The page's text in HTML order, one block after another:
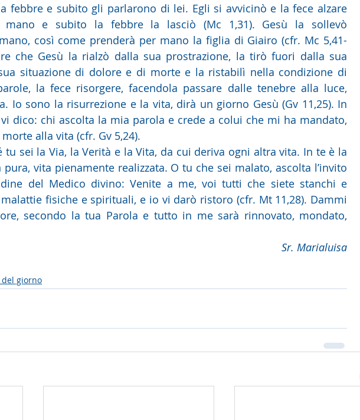
febbre e subito gli parlarono di lei. Egli si avvicinò e la fece alzare
mano e subito la febbre la lasciò (Mc 1,31). Gesù la sollevò
così come prenderà per mano la figlia di Giairo (cfr. Mc 5,41-
che Gesù la rialzò dalla sua prostrazione, la tirò fuori dalla sua
situazione di dolore e di morte e la ristabilì nella condizione di
la fece risorgere, facendola passare dalle tenebre alla luce,
Io sono la risurrezione e la vita, dirà un giorno Gesù (Gv 11,25). In
dico: chi ascolta la mia parola e crede a colui che mi ha mandato,
alla vita (cfr. Gv 5,24).
tu sei la Via, la Verità e la Vita, da cui deriva ogni altra vita. In te è la
pura, vita pienamente realizzata. O tu che sei malato, ascolta l’invito
del Medico divino: Venite a me, voi tutti che siete stanchi e
fisiche e spirituali, e io vi darò ristoro (cfr. Mt 11,28). Dammi
secondo la tua Parola e tutto in me sarà rinnovato, mondato,
Sr. Marialuisa
del giorno